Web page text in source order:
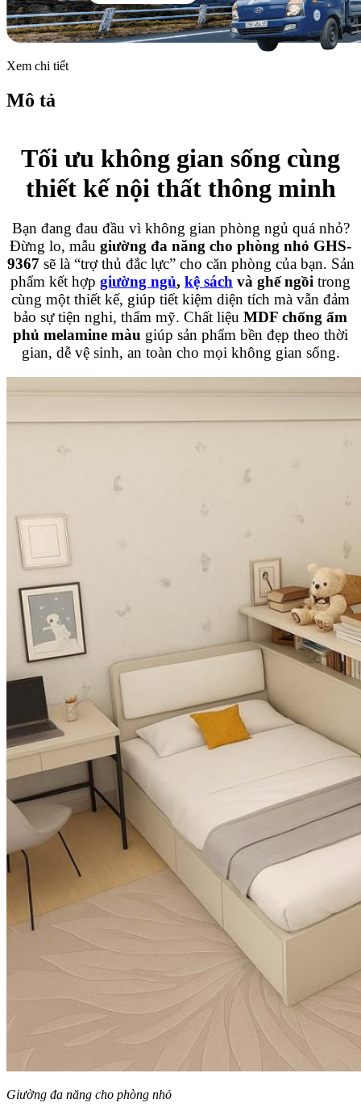
Xem chi tiết
Mô tả
Tối ưu không gian sống cùng
thiết kế nội thất thông minh
Bạn đang đau đầu vì không gian phòng ngủ quá nhỏ?
Đừng lo, mẫu giường đa năng cho phòng nhỏ GHS-
9367 sẽ là “trợ thủ đắc lực” cho căn phòng của bạn. Sản
phẩm kết hợp giường ngủ, kệ sách và ghế ngồi trong
cùng một thiết kế, giúp tiết kiệm diện tích mà vẫn đảm
bảo sự tiện nghi, thẩm mỹ. Chất liệu MDF chống ẩm
phủ melamine màu giúp sản phẩm bền đẹp theo thời
gian, dễ vệ sinh, an toàn cho mọi không gian sống.
Giường đa năng cho phòng nhỏ